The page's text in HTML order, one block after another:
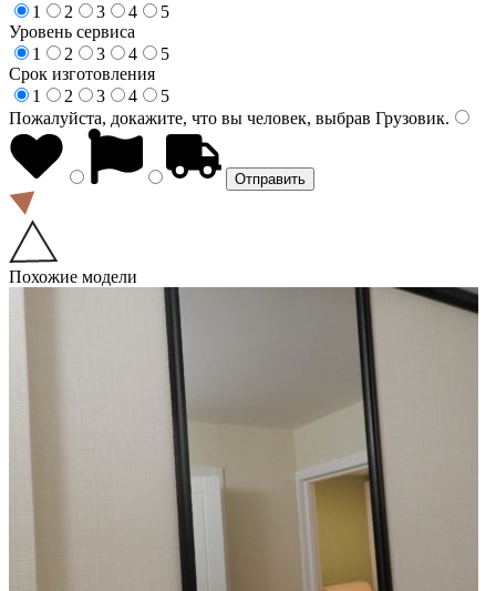
1
2 3 4
5
Уровень сервиса
1
2 3 4
5
Срок изготовления
1
2 3 4
5
Пожалуйста, докажите, что вы человек, выбрав Грузовик.
Похожие модели